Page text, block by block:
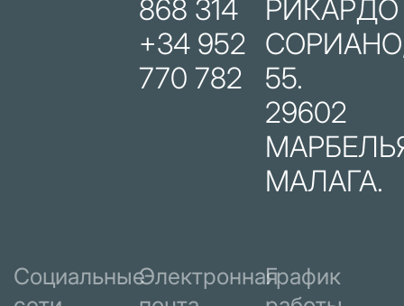
868 314
+34 952
770 782
РИКАРДО
55.
29602
МАЛАГА.
СоциальныеЭлектроннаяГрафик